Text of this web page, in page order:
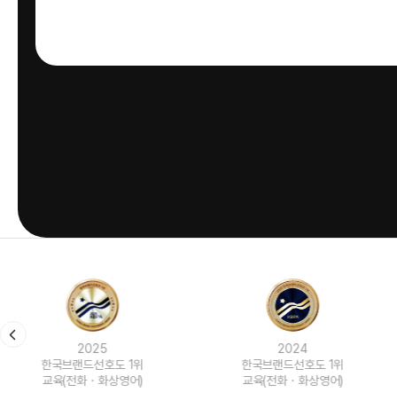
2024
한국브랜드선호도 1위
교육(전화ㆍ화상영어)
2023
한국브랜드선호도 1위
교육(전화ㆍ화상영어)